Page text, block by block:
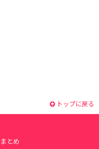
トップに戻る
まとめ